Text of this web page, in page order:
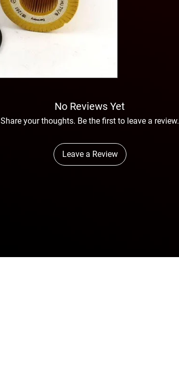
No Reviews Yet
Share your thoughts. Be the first to leave a review.
Leave a Review